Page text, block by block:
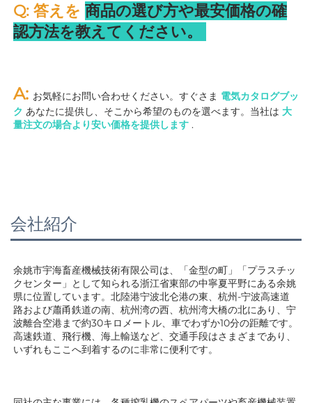
Q: 答えを 商品の選び方や最安価格の確
認方法を教えてください。
A: お気軽にお問い合わせください。すぐさま 電気カタログブッ
ク あなたに提供し、そこから希望のものを選べます。当社は 大
量注文の場合より安い価格を提供します .
会社紹介
余姚市宇海畜産機械技術有限公司は、「金型の町」「プラスチッ
クセンター」として知られる浙江省東部の中寧夏平野にある余姚
県に位置しています。北陸港宁波北仑港の東、杭州-宁波高速道
路および蕭甬鉄道の南、杭州湾の西、杭州湾大橋の北にあり、宁
波離合空港まで約30キロメートル、車でわずか10分の距離です。
高速鉄道、飛行機、海上輸送など、交通手段はさまざまであり、
いずれもここへ到着するのに非常に便利です。